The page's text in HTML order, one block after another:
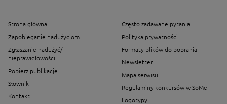
Strona główna
Zapobieganie nadużyciom
Zgłaszanie nadużyć/
nieprawidłowości
Pobierz publikacje
Słownik
Kontakt
Często zadawane pytania
Polityka prywatności
Formaty plików do pobrania
Newsletter
Mapa serwisu
Regulaminy konkursów w SoMe
Logotypy